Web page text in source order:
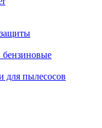
бензиновые
для пылесосов